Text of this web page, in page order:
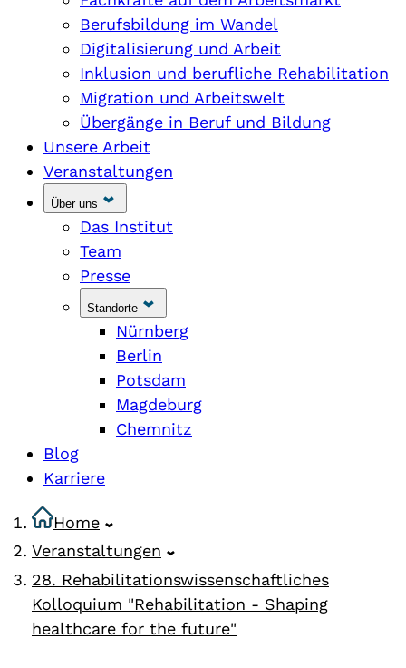
Berufsbildung im Wandel
Digitalisierung und Arbeit
Inklusion und berufliche Rehabilitation
Migration und Arbeitswelt
Übergänge in Beruf und Bildung
Unsere Arbeit
Veranstaltungen
Über uns
Das Institut
Team
Presse
Standorte
Nürnberg
Berlin
Potsdam
Magdeburg
Chemnitz
Blog
Karriere
Home
Veranstaltungen
28. Rehabilitationswissenschaftliches
Kolloquium "Rehabilitation - Shaping
healthcare for the future"